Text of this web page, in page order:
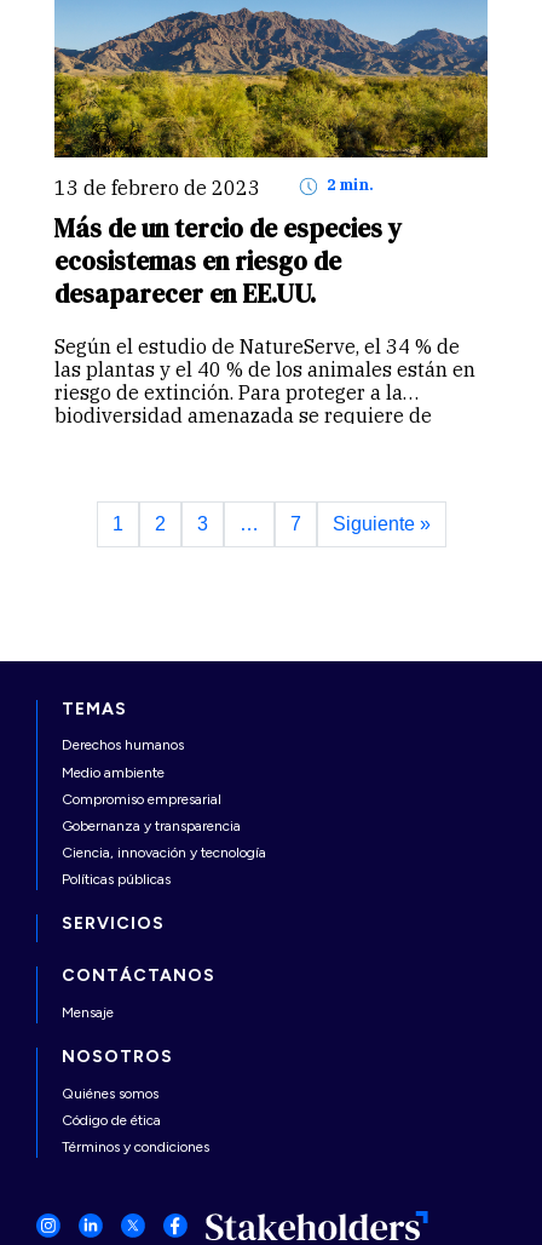
13 de febrero de 2023 2 min.
Más de un tercio de especies y
ecosistemas en riesgo de
desaparecer en EE.UU.
Según el estudio de NatureServe, el 34 % de
las plantas y el 40 % de los animales están en
riesgo de extinción. Para proteger a la
biodiversidad amenazada se requiere de
1 2 3 … 7 Siguiente »
TEMAS
Derechos humanos
Medio ambiente
Compromiso empresarial
Gobernanza y transparencia
Ciencia, innovación y tecnología
Políticas públicas
SERVICIOS
CONTÁCTANOS
Mensaje
NOSOTROS
Quiénes somos
Código de ética
Términos y condiciones